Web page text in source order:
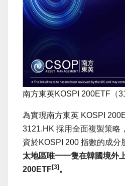
南方東英KOSPI 200ETF（
為實現南方東英 KOSPI
3121.HK 採用全面複製策略
資於KOSPI 200 指數的成分
太地區唯一一隻在韓國境外
200ETF[3]。